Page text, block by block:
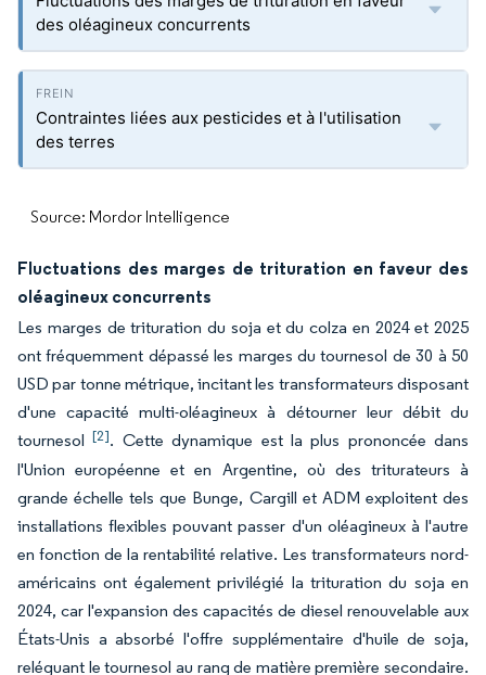
des oléagineux concurrents
Contraintes liées aux pesticides et à l'utilisation
des terres
Source: Mordor Intelligence
Fluctuations des marges de trituration en faveur des
oléagineux concurrents
Les marges de trituration du soja et du colza en 2024 et 2025
ont fréquemment dépassé les marges du tournesol de 30 à 50
USD par tonne métrique, incitant les transformateurs disposant
d'une capacité multi-oléagineux à détourner leur débit du
tournesol[2]. Cette dynamique est la plus prononcée dans
l'Union européenne et en Argentine, où des triturateurs à
grande échelle tels que Bunge, Cargill et ADM exploitent des
installations flexibles pouvant passer d'un oléagineux à l'autre
en fonction de la rentabilité relative. Les transformateurs nord-
américains ont également privilégié la trituration du soja en
2024, car l'expansion des capacités de diesel renouvelable aux
États-Unis a absorbé l'offre supplémentaire d'huile de soja,
reléguant le tournesol au rang de matière première secondaire.